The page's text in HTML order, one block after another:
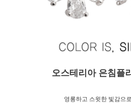
오스테리아 은침플
영롱하고 스윗한 빛감으